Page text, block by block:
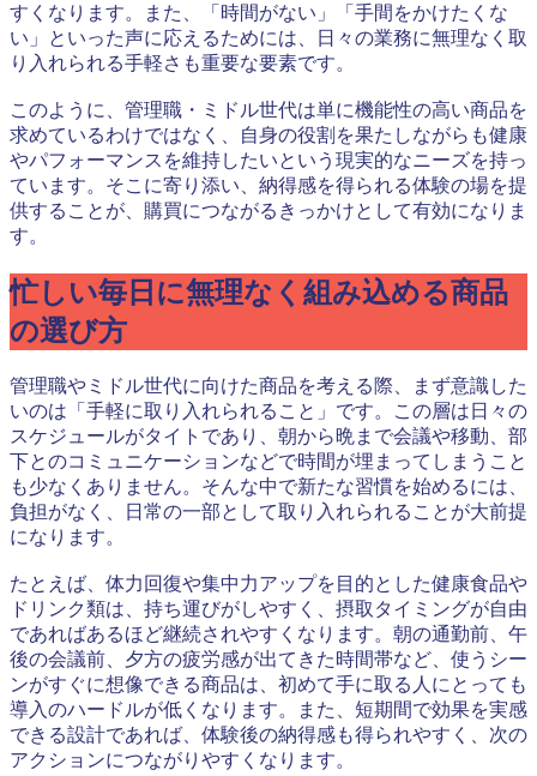
すくなります。また、「時間がない」「手間をかけたくな
い」といった声に応えるためには、日々の業務に無理なく取
り入れられる手軽さも重要な要素です。
このように、管理職・ミドル世代は単に機能性の高い商品を
求めているわけではなく、自身の役割を果たしながらも健康
やパフォーマンスを維持したいという現実的なニーズを持っ
ています。そこに寄り添い、納得感を得られる体験の場を提
供することが、購買につながるきっかけとして有効になりま
す。
忙しい毎日に無理なく組み込める商品
の選び方
管理職やミドル世代に向けた商品を考える際、まず意識した
いのは「手軽に取り入れられること」です。この層は日々の
スケジュールがタイトであり、朝から晩まで会議や移動、部
下とのコミュニケーションなどで時間が埋まってしまうこと
も少なくありません。そんな中で新たな習慣を始めるには、
負担がなく、日常の一部として取り入れられることが大前提
になります。
たとえば、体力回復や集中力アップを目的とした健康食品や
ドリンク類は、持ち運びがしやすく、摂取タイミングが自由
であればあるほど継続されやすくなります。朝の通勤前、午
後の会議前、夕方の疲労感が出てきた時間帯など、使うシー
ンがすぐに想像できる商品は、初めて手に取る人にとっても
導入のハードルが低くなります。また、短期間で効果を実感
できる設計であれば、体験後の納得感も得られやすく、次の
アクションにつながりやすくなります。